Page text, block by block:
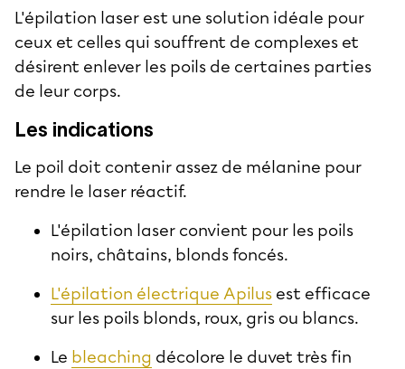
L'épilation laser est une solution idéale pour
ceux et celles qui souffrent de complexes et
désirent enlever les poils de certaines parties
de leur corps.
Les indications
Le poil doit contenir assez de mélanine pour
rendre le laser réactif.
L'épilation laser convient pour les poils
noirs, châtains, blonds foncés.
L'épilation électrique Apilus est efficace
sur les poils blonds, roux, gris ou blancs.
Le bleaching décolore le duvet très fin